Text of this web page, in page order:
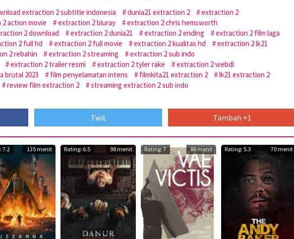
extraction 2 subtitle indonesia dunia21 extraction 2
extraction 2
action movie extraction 2 bluray
extraction 2 chris hemsworth
2 download extraction 2 dunia21 extraction 2 ending
extraction 2 film laga
2 full hd extraction 2 full movie extraction 2 kualitas hd
extraction 2 lk21
2 rebahin extraction 2 streaming
extraction 2 sub indo
extraction 2 trailer resmi extraction 2 tyler rake
extraction 2 webdl
brutal 2023 film penyelamatan intens filmkita21 extraction 2
lk21 extraction 2
review film extraction 2
streaming extraction 2 sub indo
Twit
Tambah +1
7.2 135 menit Rating: 6.5 98 menit Rating: 7 86 menit Rating: 5.3 70 menit